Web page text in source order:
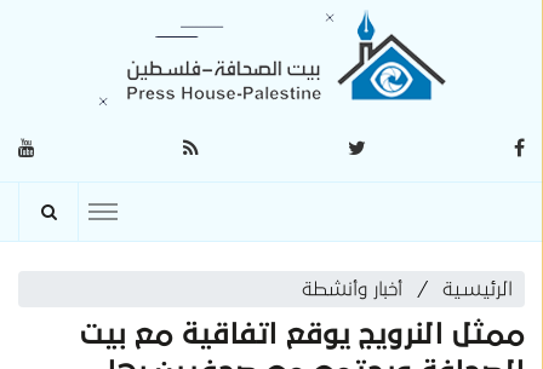
الرئيسية أخبار وأنشطة
ممثل النرويج يوقع اتفاقية مع بيت